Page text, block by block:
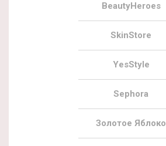
BeautyHeroes
SkinStore
YesStyle
Sephora
Золотое Яблоко